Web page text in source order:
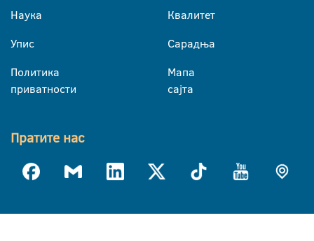
Наука
Упис
Политика
приватности
Квалитет
Сарадња
Мапа
сајта
Пратите нас